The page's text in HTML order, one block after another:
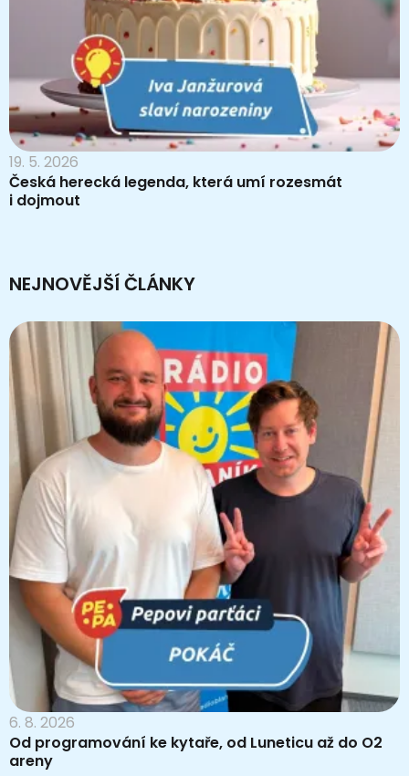
19. 5. 2026
Česká herecká legenda, která umí rozesmát
i dojmout
NEJNOVĚJŠÍ ČLÁNKY
6. 8. 2026
Od programování ke kytaře, od Luneticu až do O2
areny